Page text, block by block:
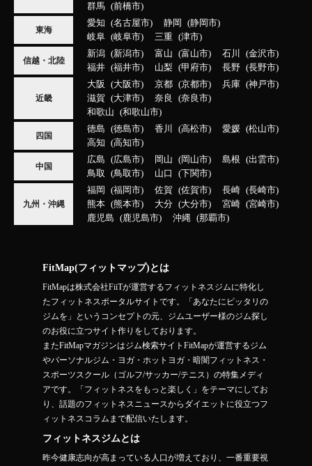
群馬
前橋市
東海
愛知 名古屋市 静岡
静岡市
岐阜
岐阜市 三重 津市
信越・北陸
新潟 新潟市 富山 富山市 石川
金沢市
福井
福井市 山梨 甲府市 長野 長野市
近畿
大阪 大阪市 京都 京都市 兵庫
神戸市
滋賀
大津市 奈良
奈良市
和歌山
和歌山市
四国
徳島 徳島市 香川 高松市 愛媛
松山市
高知
高知市
中国
広島 広島市 岡山 岡山市 島根
出雲市
鳥取
鳥取市 山口 下関市
九州・沖縄
福岡 福岡市 佐賀 佐賀市 長崎
長崎市
熊本
熊本市 大分 大分市 宮崎
宮崎市
鹿児島
鹿児島市 沖縄 那覇市
FitMap(フィットマップ)とは
FitMapは株式会社FiiTが運営するフィットネスジムに特化し
たフィットネスポータルサイトです。「あなたにピッタリの
ジムを」というコンセプトの元、ジムユーザー様のジム探し
のお役に立つサイト作りをしております。
またFitMapマガジンはジム検索サイトFitMapが運営するジム
やパーソナルジム・ヨガ・ホットヨガ・暗闇フィットネス・
スポーツスクール（ゴルフ/サッカー/テニス）の特集メディ
アです。「フィットネスをもっと楽しく」をテーマにしてお
り、話題のフィットネスニュースからダイエットに役立つフ
ィットネスコラムまで配信いたします。
フィットネスジムとは
昨今健康志向が高まっている人口が増えており、一番重要視